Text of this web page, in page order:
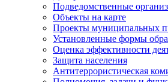
Подведомственные
Объекты на карте
Проекты муниципальных
Установленные формы
Оценка эффективности
Защита населения
Антитеррористическая